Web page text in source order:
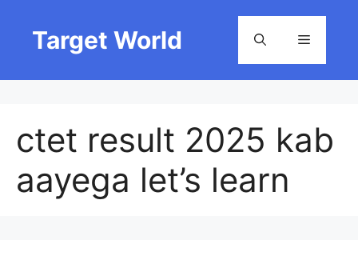
contentTarget World Menu
ctet result 2025 kab
aayega let’s learn